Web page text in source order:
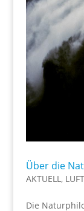
Über die
AKTUELL, LUFT
Die